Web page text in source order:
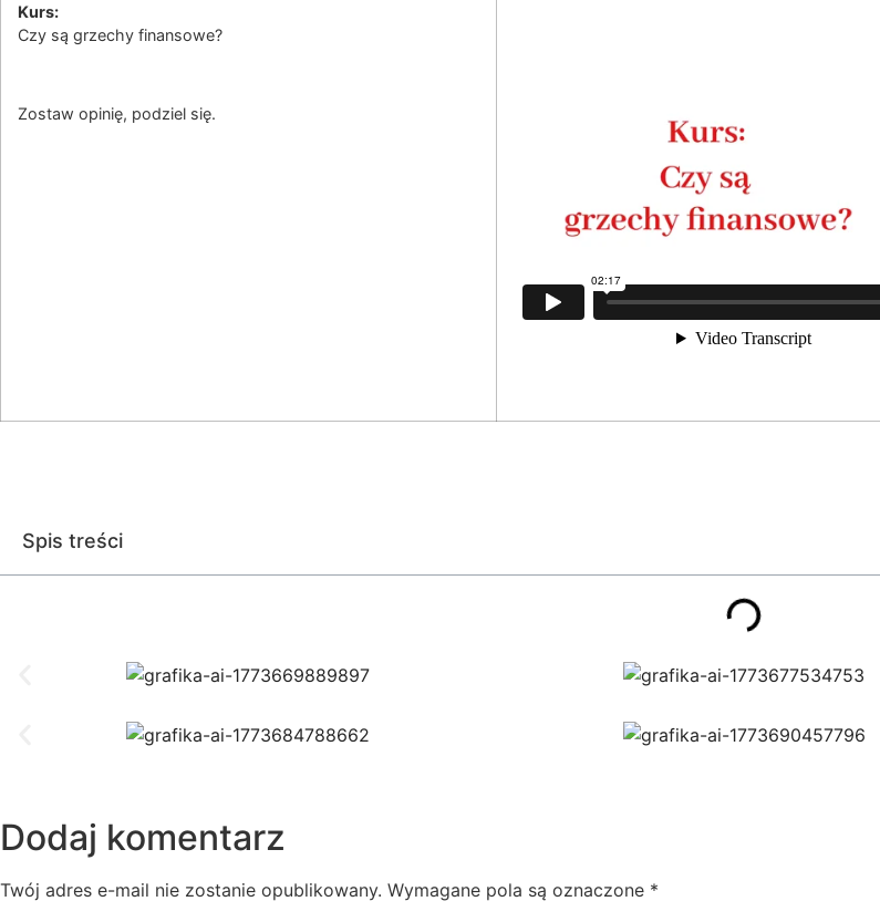
Kurs:
Czy są grzechy finansowe?
Zostaw opinię, podziel się.
Spis treści
Dodaj komentarz
Twój adres e-mail nie zostanie opublikowany. Wymagane pola są oznaczone *